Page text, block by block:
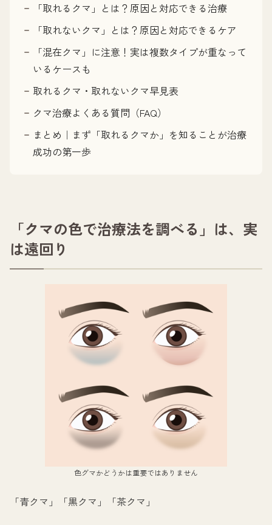
「取れるクマ」とは？原因と対応できる治療
「取れないクマ」とは？原因と対応できるケア
「混在クマ」に注意！実は複数タイプが重なって
いるケースも
取れるクマ・取れないクマ早見表
クマ治療よくある質問（FAQ）
まとめ｜まず「取れるクマか」を知ることが治療
成功の第一歩
「クマの色で治療法を調べる」は、実
は遠回り
色グマかどうかは重要ではありません
「青クマ」「黒クマ」「茶クマ」